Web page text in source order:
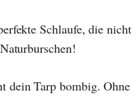
Schlaufe, die nicht
dein Tarp bombig. Ohne